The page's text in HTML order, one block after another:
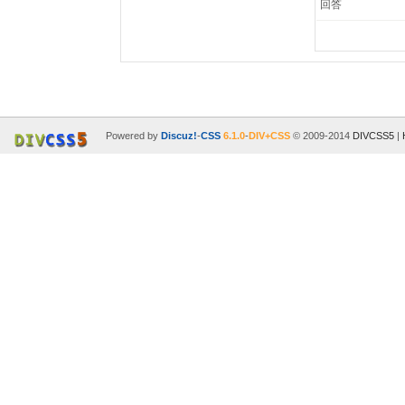
回答
Powered byDiscuz!-CSS 6.1.0-DIV+CSS © 2009-2014 DIVCSS5 |